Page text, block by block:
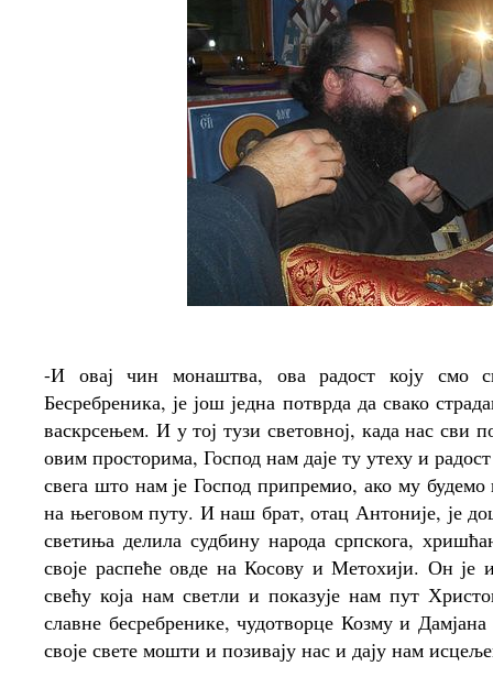
-И овај чин монаштва, ова радост коју смо
Бесребреника, је још једна потврда да свако
васкрсењем. И у тој тузи световној, када нас сви
овим просторима, Господ нам даје ту утеху и
свега што нам је Господ припремио, ако му
на његовом путу. И наш брат, отац Антоније, је
светиња делила судбину народа српскога,
своје распеће овде на Косову и Метохији. Он је
свећу која нам светли и показује нам пут
славне бесребренике, чудотворце Козму и
своје свете мошти и позивају нас и дају нам